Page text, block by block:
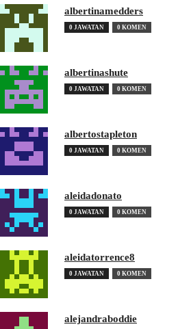
albertinamedders
0 JAWATAN 0 KOMEN
albertinashute
0 JAWATAN 0 KOMEN
albertostapleton
0 JAWATAN 0 KOMEN
aleidadonato
0 JAWATAN 0 KOMEN
aleidatorrence8
0 JAWATAN 0 KOMEN
alejandraboddie